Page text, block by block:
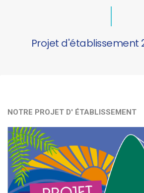
Projet d'établissement
NOTRE PROJET D' ÉTABLISSEMENT